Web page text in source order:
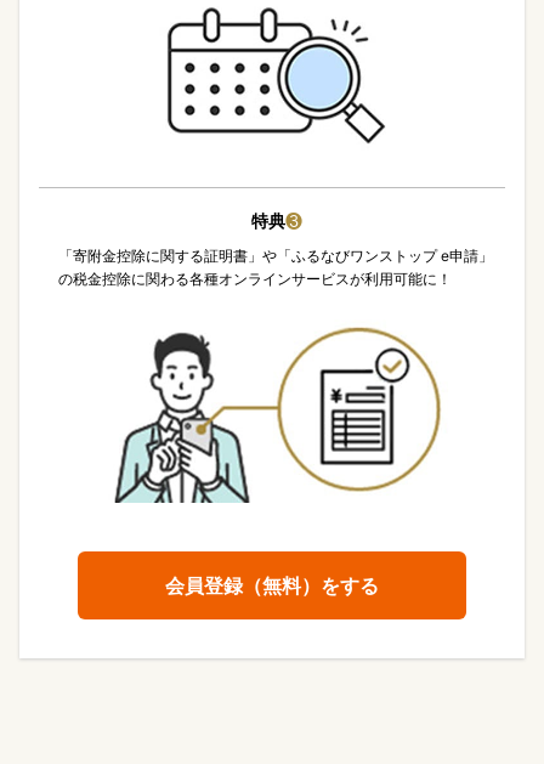
特典❸
「寄附金控除に関する証明書」や「ふるなびワンストップ e申請」
の税金控除に関わる各種オンラインサービスが利用可能に！
会員登録（無料）をする